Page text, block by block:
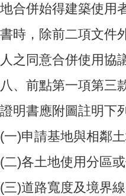
地合併始得建築使用
書時，除前二項文件
人之同意合併使用協
八、 前點第一項第三
證明書應附圖註明下
(一)申請基地與相鄰土
(二)各土地使用分區或
(三)道路寬度及境界線